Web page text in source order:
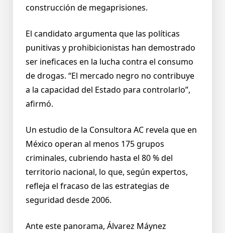
construcción de megaprisiones.
El candidato argumenta que las políticas
punitivas y prohibicionistas han demostrado
ser ineficaces en la lucha contra el consumo
de drogas. “El mercado negro no contribuye
a la capacidad del Estado para controlarlo”,
afirmó.
Un estudio de la Consultora AC revela que en
México operan al menos 175 grupos
criminales, cubriendo hasta el 80 % del
territorio nacional, lo que, según expertos,
refleja el fracaso de las estrategias de
seguridad desde 2006.
Ante este panorama, Álvarez Máynez